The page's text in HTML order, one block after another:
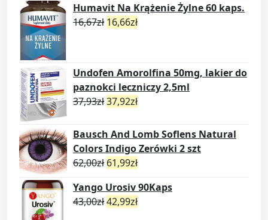
Humavit Na Krążenie Żylne 60 kaps.
16,67zł 16,66zł
Undofen Amorolfina 50mg, lakier do
paznokci leczniczy 2,5ml
37,93zł37,92zł
Bausch And Lomb Soflens Natural
Colors Indigo Zerówki 2 szt
62,00zł 61,99zł
Yango Urosiv 90Kaps
43,00zł42,99zł